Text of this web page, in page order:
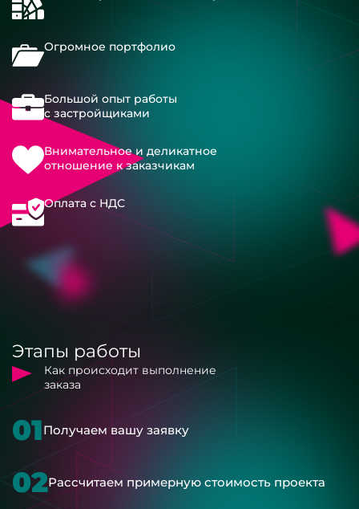
Огромное портфолио
Большой опыт работы
с застройщиками
Внимательное и деликатное
отношение к заказчикам
Оплата с НДС
Этапы работы
Как происходит выполнение
заказа
01Получаем вашу заявку
02Рассчитаем примерную стоимость проекта